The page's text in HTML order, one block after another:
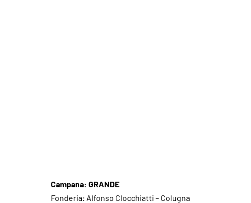
Campana: GRANDE
Fonderia: Alfonso Clocchiatti – Colugna